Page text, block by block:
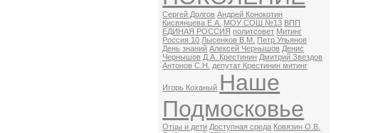
Сергей Долгов Андрей Конокотин
Кисвянцева Е.А. МОУ СОШ №13 ВПП
ЕДИНАЯ РОССИЯ политсовет Митинг
Россия 10 Лысенков В.М. Петр Ульянов
День знаний Алексей Чернышов Денис
Чернышов Д.А. Крестинин Дмитрий Звездов
Антонов С.Н.
депутат Крестинин митинг
Игорь Коханый Наше
Подмосковье
Отцы и дети Доступная среда Ковязин О.В.